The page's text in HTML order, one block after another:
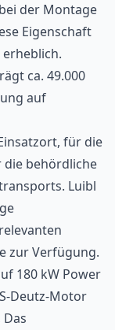
der Montage
Eigenschaft
ca. 49.000
auf
für die
behördliche
Luibl
zur Verfügung.
180 kW Power
Deutz-Motor